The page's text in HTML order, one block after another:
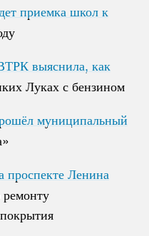
приемка школ к
приемка школ к
выяснила, как
Луках с бензином
выяснила, как
Луках с бензином
муниципальный
муниципальный
Ленина
Ленина